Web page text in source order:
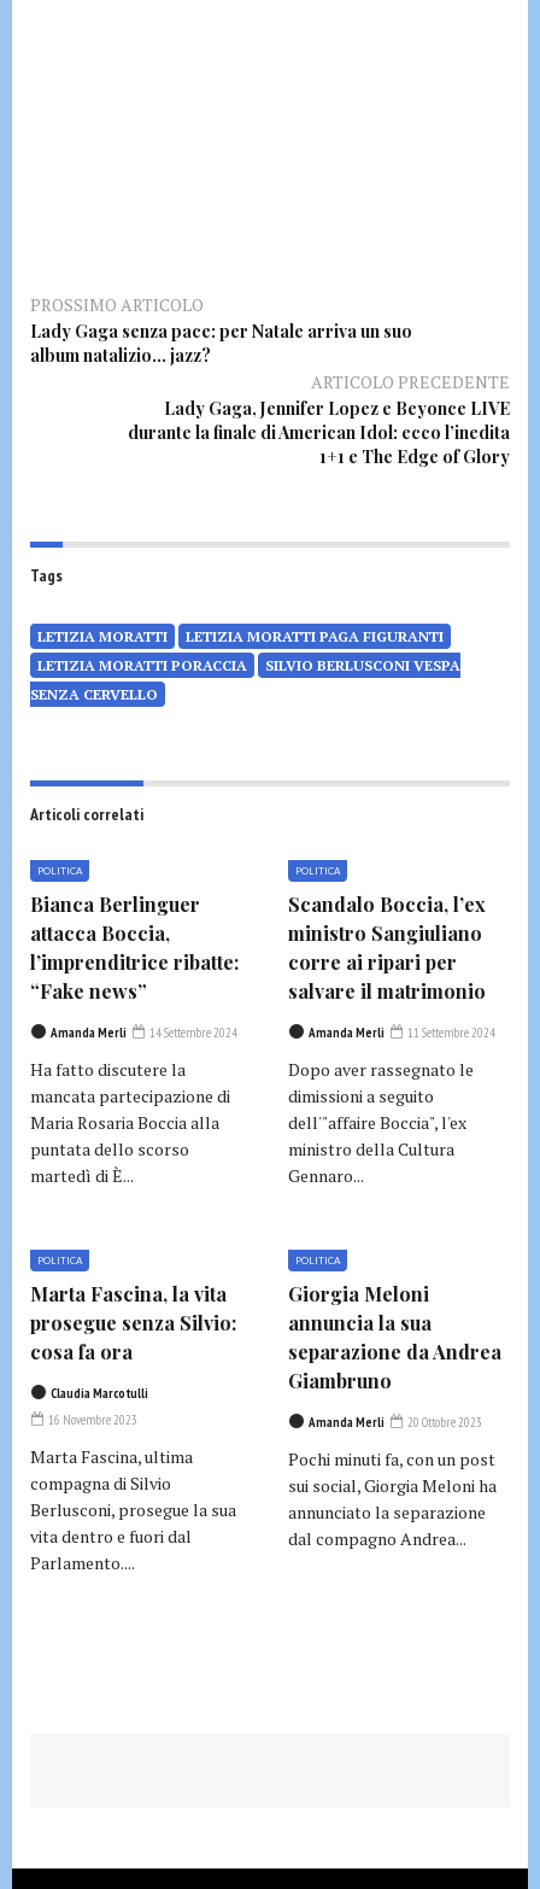
PROSSIMO ARTICOLO
Lady Gaga senza pace: per Natale arriva un suo
album natalizio… jazz?
ARTICOLO PRECEDENTE
Lady Gaga, Jennifer Lopez e Beyonce LIVE
durante la finale di American Idol: ecco l’inedita
1+1 e The Edge of Glory
Tags
LETIZIA MORATTI
LETIZIA MORATTI PAGA FIGURANTI
LETIZIA MORATTI PORACCIA
SILVIO BERLUSCONI VESPA
SENZA CERVELLO
Articoli correlati
POLITICA
Bianca Berlinguer
attacca Boccia,
l’imprenditrice ribatte:
“Fake news”
Amanda Merli 14 Settembre 2024
Ha fatto discutere la
mancata partecipazione di
Maria Rosaria Boccia alla
puntata dello scorso
martedì di È...
POLITICA
Scandalo Boccia, l’ex
ministro Sangiuliano
corre ai ripari per
salvare il matrimonio
Amanda Merli 11 Settembre 2024
Dopo aver rassegnato le
dimissioni a seguito
dell'"affaire Boccia", l'ex
ministro della Cultura
Gennaro...
POLITICA
Marta Fascina, la vita
prosegue senza Silvio:
cosa fa ora
Claudia Marcotulli
16 Novembre 2023
Marta Fascina, ultima
compagna di Silvio
Berlusconi, prosegue la sua
vita dentro e fuori dal
Parlamento....
POLITICA
Giorgia Meloni
annuncia la sua
separazione da Andrea
Giambruno
Amanda Merli 20 Ottobre 2023
Pochi minuti fa, con un post
sui social, Giorgia Meloni ha
annunciato la separazione
dal compagno Andrea...